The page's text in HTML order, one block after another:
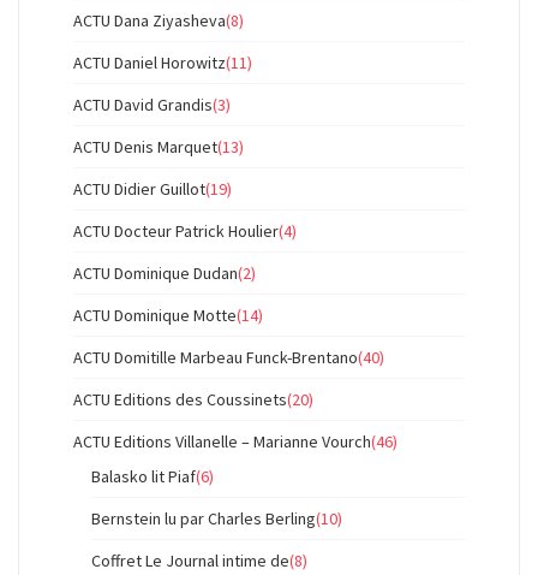
ACTU Dana Ziyasheva(8)
ACTU Daniel Horowitz(11)
ACTU David Grandis(3)
ACTU Denis Marquet(13)
ACTU Didier Guillot(19)
ACTU Docteur Patrick Houlier(4)
ACTU Dominique Dudan(2)
ACTU Dominique Motte(14)
ACTU Domitille Marbeau Funck-Brentano(40)
ACTU Editions des Coussinets(20)
ACTU Editions Villanelle – Marianne Vourch(46)
Balasko lit Piaf(6)
Bernstein lu par Charles Berling(10)
Coffret Le Journal intime de(8)